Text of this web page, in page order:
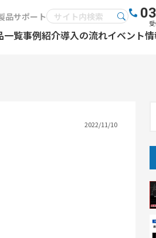
品サポート
一覧事例紹介導入の流れイベント
2022/11/10